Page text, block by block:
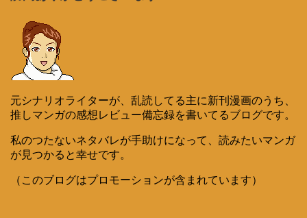
元シナリオライターが、乱読してる主に新刊漫画のうち、
推しマンガの感想レビュー備忘録を書いてるブログです。
私のつたないネタバレが手助けになって、読みたいマンガ
が見つかると幸せです。
（このブログはプロモーションが含まれています）